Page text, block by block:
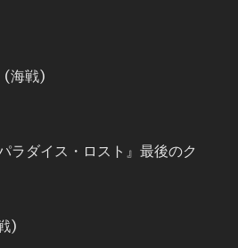
海戦)
ラダイス・ロスト』最後のク
)